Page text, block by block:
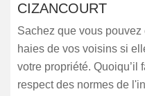
CIZANCOURT
Sachez que vous
haies de vos voisins si
votre propriété. Quoiqu’il
respect des normes de